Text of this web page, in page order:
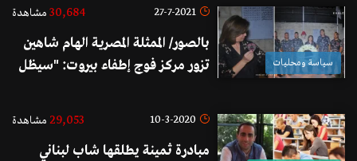
سياسة ومحليات
27-7-2021
30,684 مشاهدة
بالصور/ الممثلة المصرية الهام شاهين
تزور مركز فوج إطفاء بيروت: "سيظل
رغم كل الظروف الصعبة"
10-3-2020
29,053 مشاهدة
مبادرة ثمينة يطلقها شاب لبناني